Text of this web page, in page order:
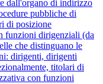
dall'organo di indirizzo
pubbliche di
di posizione
funzioni dirigenziali (da
che distinguano le
dirigenti, dirigenti
titolari di
con funzioni